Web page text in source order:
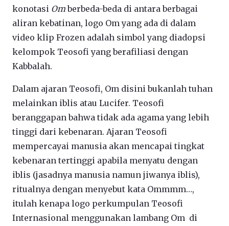
konotasi Omberbeda-beda di antara berbagai
aliran kebatinan, logo Om yang ada di dalam
video klip Frozen adalah simbol yang diadopsi
kelompok Teosofi yang berafiliasi dengan
Kabbalah.
Dalam ajaran Teosofi, Om disini bukanlah tuhan
melainkan iblis atau Lucifer. Teosofi
beranggapan bahwa tidak ada agama yang lebih
tinggi dari kebenaran. Ajaran Teosofi
mempercayai manusia akan mencapai tingkat
kebenaran tertinggi apabila menyatu dengan
iblis (jasadnya manusia namun jiwanya iblis),
ritualnya dengan menyebut kata Ommmm…,
itulah kenapa logo perkumpulan Teosofi
Internasional menggunakan lambang Om di